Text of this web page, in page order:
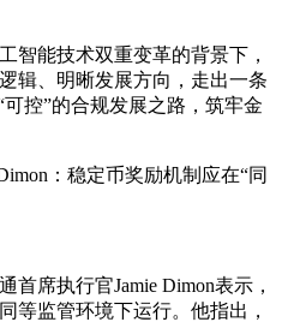
智能技术双重变革的背景下，
辑、明晰发展方向，走出一条
可控”的合规发展之路，筑牢金
：稳定币奖励机制应在“同
首席执行官Jamie Dimon表示，
等监管环境下运行。他指出，